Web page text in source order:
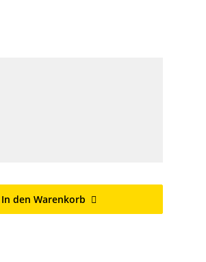
In den Warenkorb